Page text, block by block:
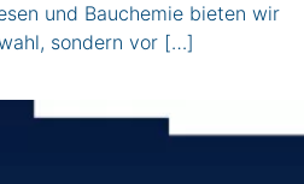
und Bauchemie bieten wir
sondern vor […]